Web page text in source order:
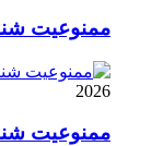
ممنوعیت
2026
ممنوعیت